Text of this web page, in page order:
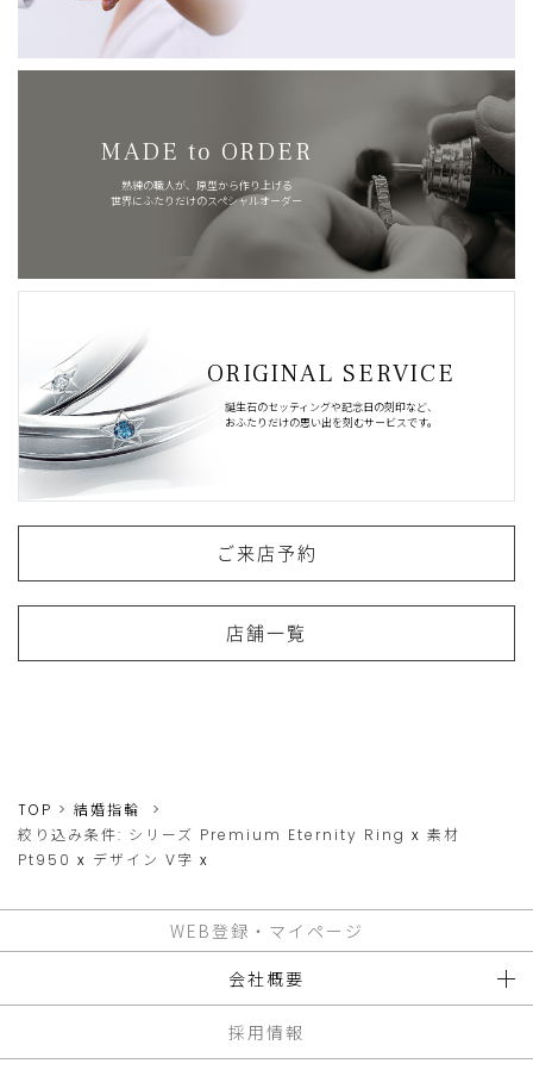
MADE to ORDER
熟練の職人が、原型から作り上げる
世界にふたりだけのスペシャルオーダー
ORIGINAL SERVICE
誕生石のセッティングや記念日の刻印など、
おふたりだけの思い出を刻むサービスです。
ご来店予約
店舗一覧
TOP
結婚指輪
絞り込み条件: シリーズ Premium Eternity Ring x 素材
Pt950 x デザイン V字 x
WEB登録・マイページ
会社概要
採用情報